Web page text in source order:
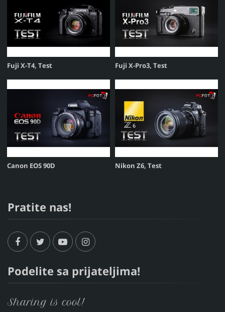
Fuji X-T4, Test Fuji X-Pro3, Test
Canon EOS 90D Nikon Z6, Test
Pratite nas!
Podelite sa prijateljima!
Sharing is cool!